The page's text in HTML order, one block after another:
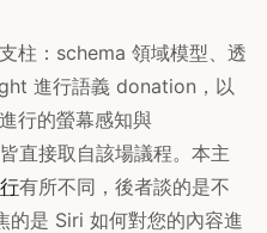
柱：schema 領域模型、透
進行語義 donation，以
行的螢幕感知與
直接取自該場議程。本主
有所不同，後者談的是不
的是 Siri 如何對您的內容進